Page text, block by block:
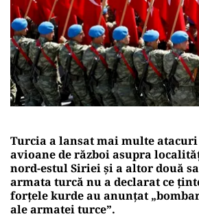
Turcia a lansat mai multe
avioane de război asupra
nord-estul Siriei şi a altor două
armata turcă nu a declarat ce
forţele kurde au anunţat
ale armatei turce”.